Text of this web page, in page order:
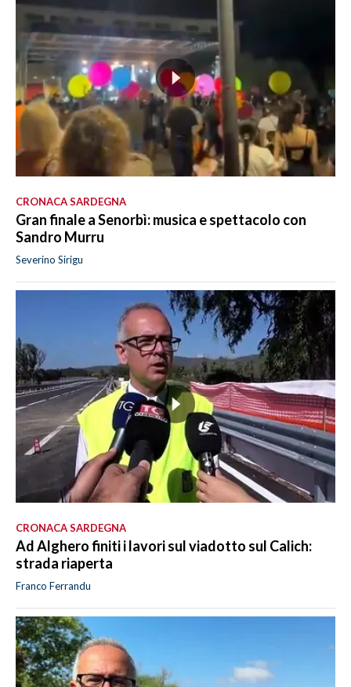
CRONACA SARDEGNA
Gran finale a Senorbì: musica e spettacolo con
Sandro Murru
Severino Sirigu
CRONACA SARDEGNA
Ad Alghero finiti i lavori sul viadotto sul Calich:
strada riaperta
Franco Ferrandu